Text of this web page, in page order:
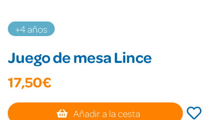
+4 años
Juego de mesa Lince
17,50€
Añadir a la cesta